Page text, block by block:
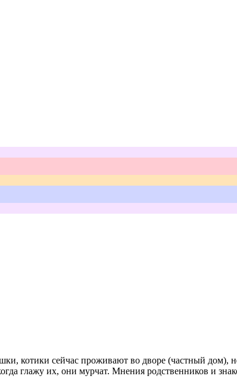
котики сейчас проживают во дворе (частный
глажу их, они мурчат. Мнения родственников и